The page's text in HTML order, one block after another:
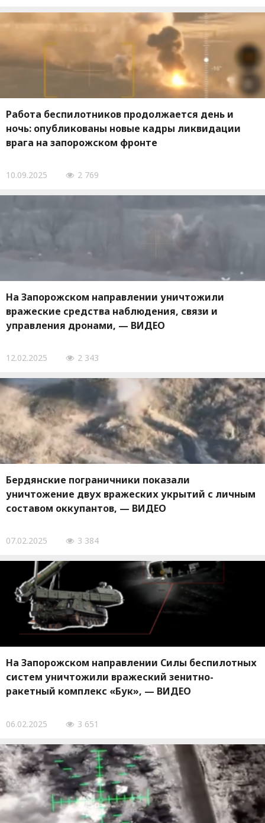
Работа беспилотников продолжается день и
ночь: опубликованы новые кадры ликвидации
врага на запорожском фронте
10.09.2025 2 769
На Запорожском направлении уничтожили
вражеские средства наблюдения, связи и
управления дронами, — ВИДЕО
12.02.2025 2 343
Бердянские пограничники показали
уничтожение двух вражеских укрытий с личным
составом оккупантов, — ВИДЕО
07.02.2025 3 384
На Запорожском направлении Силы беспилотных
систем уничтожили вражеский зенитно-
ракетный комплекс «Бук», — ВИДЕО
06.02.2025 3 651